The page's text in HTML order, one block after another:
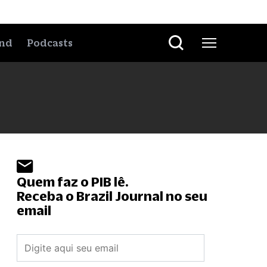
Podcasts
Quem faz o PIB lê.
Receba o Brazil Journal no seu
email